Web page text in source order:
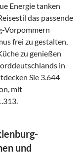
Energie tanken
das passende
Vorpommern
frei zu gestalten,
zu genießen
in
Sie 3.644
mit
und